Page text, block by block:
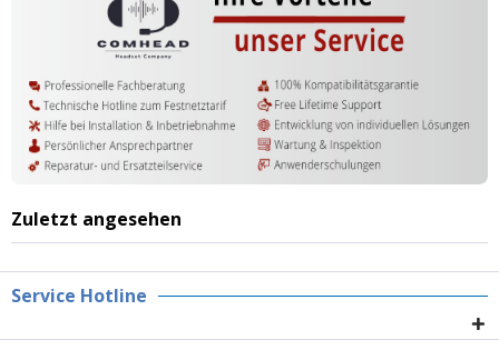
Zuletzt angesehen
Service Hotline